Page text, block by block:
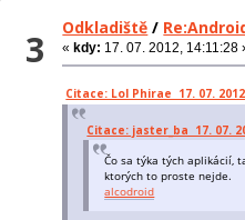
3 Odkladiště /
« kdy: 17. 07. 2012, 14:11:28
Citace: Lol Phirae 17. 07.
Citace: jaster_ba 17. 07.
Čo sa týka tých aplikácií,
ktorých to proste nejde.
alcodroid